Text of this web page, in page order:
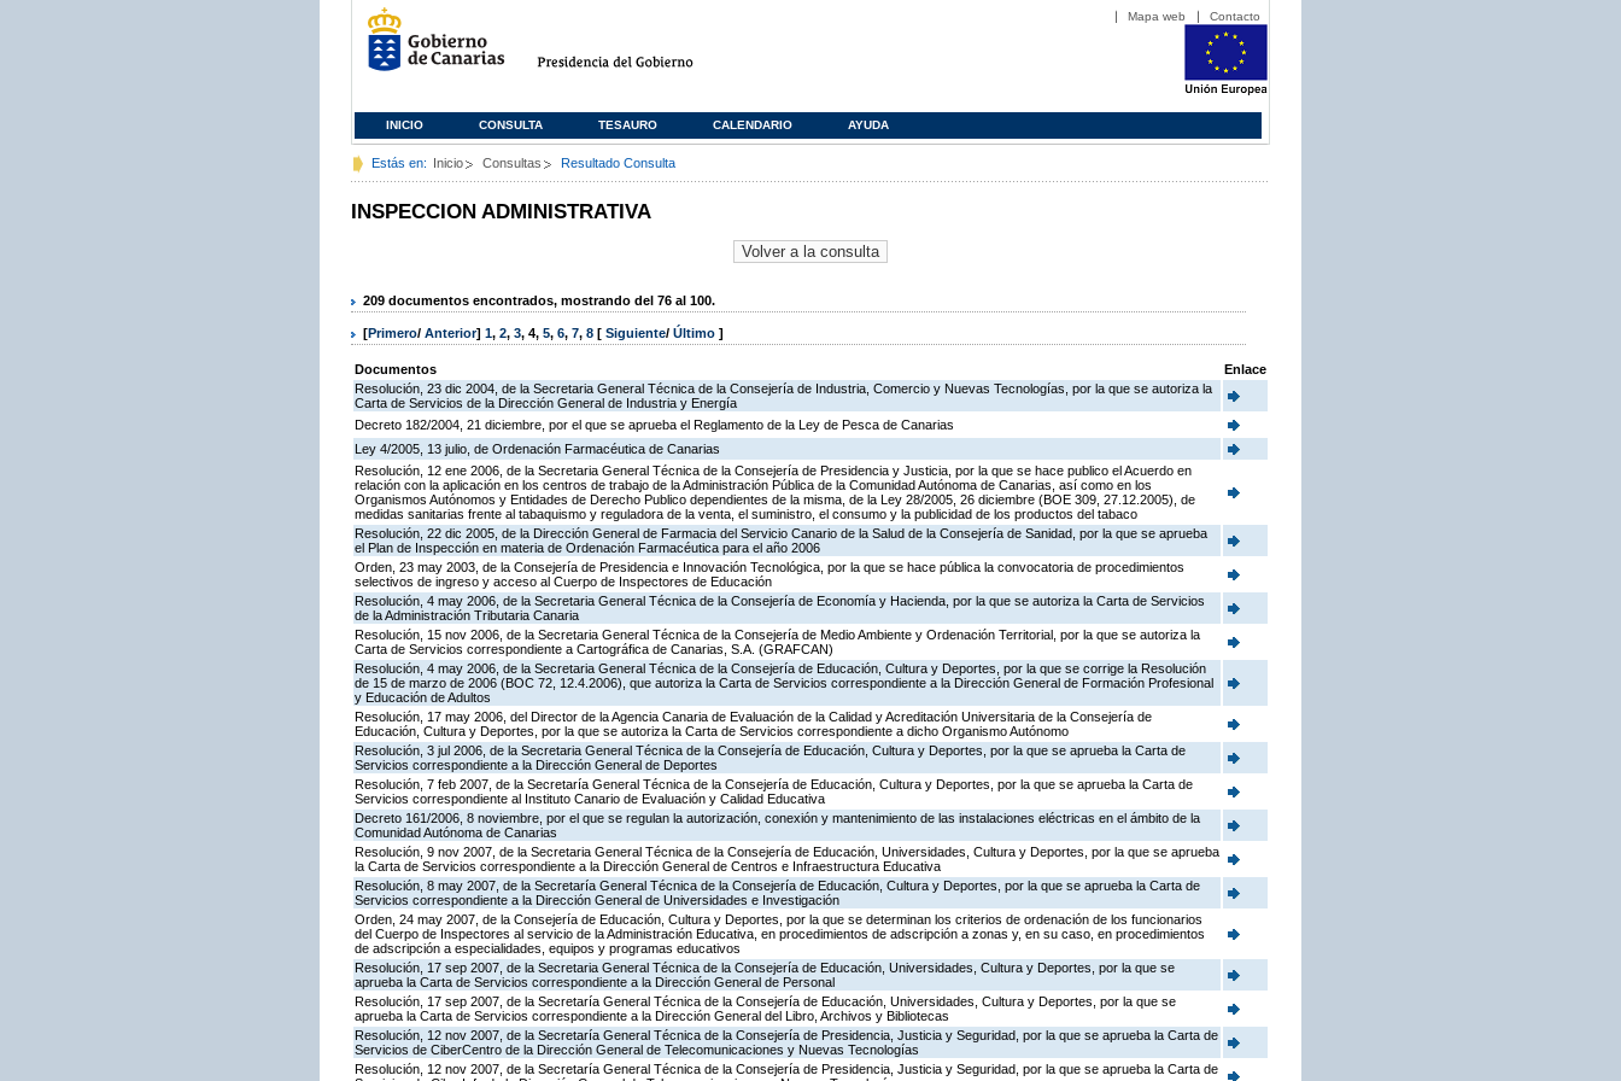
Mapa web Contacto
INICIO CONSULTA TESAURO CALENDARIO AYUDA
Estás en: Inicio Consultas Resultado Consulta
INSPECCION ADMINISTRATIVA
209 documentos encontrados, mostrando del 76 al 100.
[Primero/ Anterior] 1, 2, 3, 4, 5, 6, 7, 8 [ Siguiente/ Último ]
Documentos
Enlace
Resolución, 23 dic 2004, de la Secretaria General Técnica de la Consejería de Industria, Comercio y Nuevas Tecnologías, por la que se autoriza la
Carta de Servicios de la Dirección General de Industria y Energía
Decreto 182/2004, 21 diciembre, por el que se aprueba el Reglamento de la Ley de Pesca de Canarias
Ley 4/2005, 13 julio, de Ordenación Farmacéutica de Canarias
Resolución, 12 ene 2006, de la Secretaria General Técnica de la Consejería de Presidencia y Justicia, por la que se hace publico el Acuerdo en
relación con la aplicación en los centros de trabajo de la Administración Pública de la Comunidad Autónoma de Canarias, así como en los
Organismos Autónomos y Entidades de Derecho Publico dependientes de la misma, de la Ley 28/2005, 26 diciembre (BOE 309, 27.12.2005), de
medidas sanitarias frente al tabaquismo y reguladora de la venta, el suministro, el consumo y la publicidad de los productos del tabaco
Resolución, 22 dic 2005, de la Dirección General de Farmacia del Servicio Canario de la Salud de la Consejería de Sanidad, por la que se aprueba
el Plan de Inspección en materia de Ordenación Farmacéutica para el año 2006
Orden, 23 may 2003, de la Consejería de Presidencia e Innovación Tecnológica, por la que se hace pública la convocatoria de procedimientos
selectivos de ingreso y acceso al Cuerpo de Inspectores de Educación
Resolución, 4 may 2006, de la Secretaria General Técnica de la Consejería de Economía y Hacienda, por la que se autoriza la Carta de Servicios
de la Administración Tributaria Canaria
Resolución, 15 nov 2006, de la Secretaria General Técnica de la Consejería de Medio Ambiente y Ordenación Territorial, por la que se autoriza la
Carta de Servicios correspondiente a Cartográfica de Canarias, S.A. (GRAFCAN)
Resolución, 4 may 2006, de la Secretaria General Técnica de la Consejería de Educación, Cultura y Deportes, por la que se corrige la Resolución
de 15 de marzo de 2006 (BOC 72, 12.4.2006), que autoriza la Carta de Servicios correspondiente a la Dirección General de Formación Profesional
y Educación de Adultos
Resolución, 17 may 2006, del Director de la Agencia Canaria de Evaluación de la Calidad y Acreditación Universitaria de la Consejería de
Educación, Cultura y Deportes, por la que se autoriza la Carta de Servicios correspondiente a dicho Organismo Autónomo
Resolución, 3 jul 2006, de la Secretaria General Técnica de la Consejería de Educación, Cultura y Deportes, por la que se aprueba la Carta de
Servicios correspondiente a la Dirección General de Deportes
Resolución, 7 feb 2007, de la Secretaría General Técnica de la Consejería de Educación, Cultura y Deportes, por la que se aprueba la Carta de
Servicios correspondiente al Instituto Canario de Evaluación y Calidad Educativa
Decreto 161/2006, 8 noviembre, por el que se regulan la autorización, conexión y mantenimiento de las instalaciones eléctricas en el ámbito de la
Comunidad Autónoma de Canarias
Resolución, 9 nov 2007, de la Secretaria General Técnica de la Consejería de Educación, Universidades, Cultura y Deportes, por la que se aprueba
la Carta de Servicios correspondiente a la Dirección General de Centros e Infraestructura Educativa
Resolución, 8 may 2007, de la Secretaría General Técnica de la Consejería de Educación, Cultura y Deportes, por la que se aprueba la Carta de
Servicios correspondiente a la Dirección General de Universidades e Investigación
Orden, 24 may 2007, de la Consejería de Educación, Cultura y Deportes, por la que se determinan los criterios de ordenación de los funcionarios
del Cuerpo de Inspectores al servicio de la Administración Educativa, en procedimientos de adscripción a zonas y, en su caso, en procedimientos
de adscripción a especialidades, equipos y programas educativos
Resolución, 17 sep 2007, de la Secretaria General Técnica de la Consejería de Educación, Universidades, Cultura y Deportes, por la que se
aprueba la Carta de Servicios correspondiente a la Dirección General de Personal
Resolución, 17 sep 2007, de la Secretaría General Técnica de la Consejería de Educación, Universidades, Cultura y Deportes, por la que se
aprueba la Carta de Servicios correspondiente a la Dirección General del Libro, Archivos y Bibliotecas
Resolución, 12 nov 2007, de la Secretaría General Técnica de la Consejería de Presidencia, Justicia y Seguridad, por la que se aprueba la Carta de
Servicios de CiberCentro de la Dirección General de Telecomunicaciones y Nuevas Tecnologías
Resolución, 12 nov 2007, de la Secretaría General Técnica de la Consejería de Presidencia, Justicia y Seguridad, por la que se aprueba la Carta de